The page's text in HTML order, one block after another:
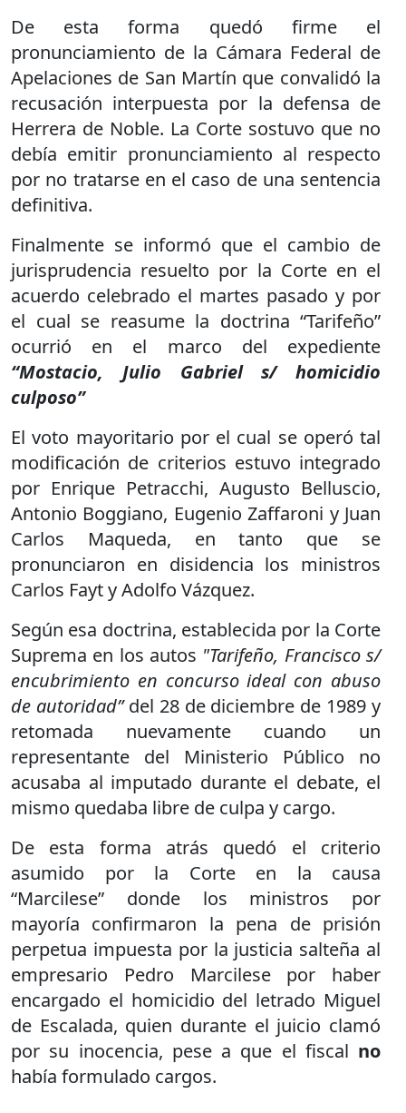
De esta forma quedó firme el
pronunciamiento de la Cámara Federal de
Apelaciones de San Martín que convalidó la
recusación interpuesta por la defensa de
Herrera de Noble. La Corte sostuvo que no
debía emitir pronunciamiento al respecto
por no tratarse en el caso de una sentencia
definitiva.
Finalmente se informó que el cambio de
jurisprudencia resuelto por la Corte en el
acuerdo celebrado el martes pasado y por
el cual se reasume la doctrina “Tarifeño”
ocurrió en el marco del expediente
“Mostacio, Julio Gabriel s/ homicidio
culposo”
El voto mayoritario por el cual se operó tal
modificación de criterios estuvo integrado
por Enrique Petracchi, Augusto Belluscio,
Antonio Boggiano, Eugenio Zaffaroni y Juan
Carlos Maqueda, en tanto que se
pronunciaron en disidencia los ministros
Carlos Fayt y Adolfo Vázquez.
Según esa doctrina, establecida por la Corte
Suprema en los autos "Tarifeño, Francisco s/
encubrimiento en concurso ideal con abuso
de autoridad”del 28 de diciembre de 1989 y
retomada nuevamente cuando un
representante del Ministerio Público no
acusaba al imputado durante el debate, el
mismo quedaba libre de culpa y cargo.
De esta forma atrás quedó el criterio
asumido por la Corte en la causa
“Marcilese” donde los ministros por
mayoría confirmaron la pena de prisión
perpetua impuesta por la justicia salteña al
empresario Pedro Marcilese por haber
encargado el homicidio del letrado Miguel
de Escalada, quien durante el juicio clamó
por su inocencia, pese a que el fiscal no
había formulado cargos.